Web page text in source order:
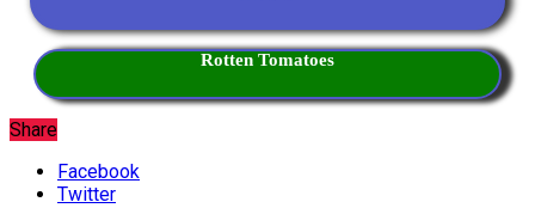
Rotten Tomatoes
Share
Facebook
Twitter